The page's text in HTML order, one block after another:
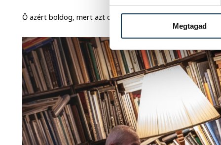
Megtagad
Ő azért boldog, mert azt csinálhatja és azt taníthatja, amit